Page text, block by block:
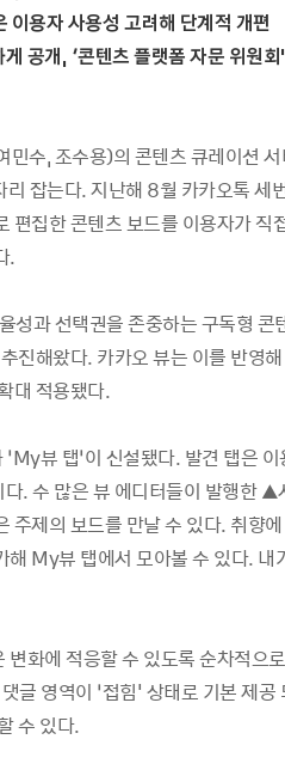
용자 사용성 고려해 단계적 개편
공개, ‘콘텐츠 플랫폼 자문 위원
, 조수용)의 콘텐츠 큐레이션 서
잡는다. 지난해 8월 카카오톡 세
편집한 콘텐츠 보드를 이용자가 직
.
과 선택권을 존중하는 구독형 콘
진해왔다. 카카오 뷰는 이를 반영
대 적용됐다.
‘My뷰 탭’이 신설됐다. 발견 탭은
. 수 많은 뷰 에디터들이 발행한
제의 보드를 만날 수 있다. 취향
해 My뷰 탭에서 모아볼 수 있다. 내
화에 적응할 수 있도록 순차적으
글 영역이 ‘접힘' 상태로 기본 제공
수 있다.